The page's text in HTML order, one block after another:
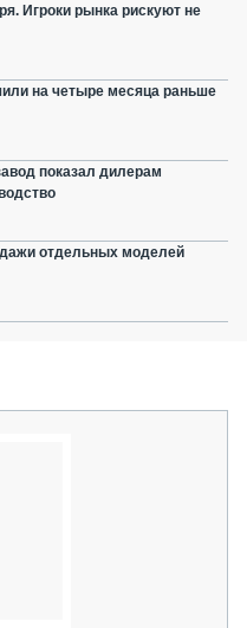
Игроки рынка рискуют не
на четыре месяца раньше
показал дилерам
отдельных моделей